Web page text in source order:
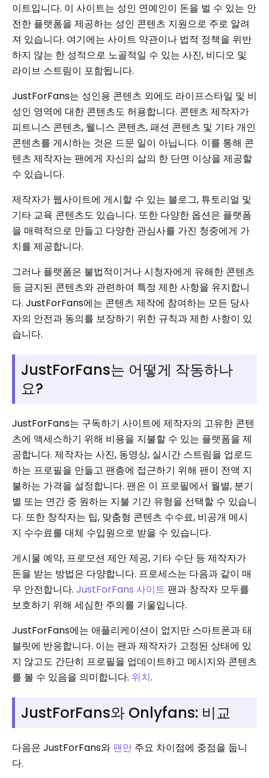
이트입니다. 이 사이트는 성인 연예인이 돈을 벌 수 있는 안
전한 플랫폼을 제공하는 성인 콘텐츠 지원으로 주로 알려
져 있습니다. 여기에는 사이트 약관이나 법적 정책을 위반
하지 않는 한 성적으로 노골적일 수 있는 사진, 비디오 및
라이브 스트림이 포함됩니다.
JustForFans는 성인용 콘텐츠 외에도 라이프스타일 및 비
성인 영역에 대한 콘텐츠도 허용합니다. 콘텐츠 제작자가
피트니스 콘텐츠, 웰니스 콘텐츠, 패션 콘텐츠 및 기타 개인
콘텐츠를 게시하는 것은 드문 일이 아닙니다. 이를 통해 콘
텐츠 제작자는 팬에게 자신의 삶의 한 단면 이상을 제공할
수 있습니다.
제작자가 웹사이트에 게시할 수 있는 블로그, 튜토리얼 및
기타 교육 콘텐츠도 있습니다. 또한 다양한 옵션은 플랫폼
을 매력적으로 만들고 다양한 관심사를 가진 청중에게 가
치를 제공합니다.
그러나 플랫폼은 불법적이거나 시청자에게 유해한 콘텐츠
등 금지된 콘텐츠와 관련하여 특정 제한 사항을 유지합니
다. JustForFans에는 콘텐츠 제작에 참여하는 모든 당사
자의 안전과 동의를 보장하기 위한 규칙과 제한 사항이 있
습니다.
JustForFans는 어떻게 작동하나
요?
JustForFans는 구독하기 사이트에 제작자의 고유한 콘텐
츠에 액세스하기 위해 비용을 지불할 수 있는 플랫폼을 제
공합니다. 제작자는 사진, 동영상, 실시간 스트림을 업로드
하는 프로필을 만들고 팬층에 접근하기 위해 팬이 전액 지
불하는 가격을 설정합니다. 팬은 이 프로필에서 월별, 분기
별 또는 연간 중 원하는 지불 기간 유형을 선택할 수 있습니
다. 또한 창작자는 팁, 맞춤형 콘텐츠 수수료, 비공개 메시
지 수수료를 대체 수입원으로 받을 수 있습니다.
게시물 예약, 프로모션 제안 제공, 기타 수단 등 제작자가
돈을 받는 방법은 다양합니다. 프로세스는 다음과 같이 매
우 안전합니다. JustForFans 사이트 팬과 창작자 모두를
보호하기 위해 세심한 주의를 기울입니다.
JustForFans에는 애플리케이션이 없지만 스마트폰과 태
블릿에 반응합니다. 이는 팬과 제작자가 고정된 상태에 있
지 않고도 간단히 프로필을 업데이트하고 메시지와 콘텐츠
를 볼 수 있음을 의미합니다. 위치.
JustForFans와 Onlyfans: 비교
다음은 JustForFans와 팬만 주요 차이점에 중점을 둡니
다.